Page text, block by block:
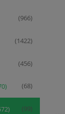
(966)
(1422)
(456)
(68)
(99)